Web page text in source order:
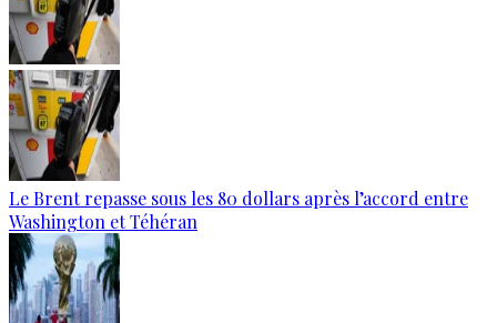
Le Brent repasse sous les 80 dollars après l’accord entre
Washington et Téhéran